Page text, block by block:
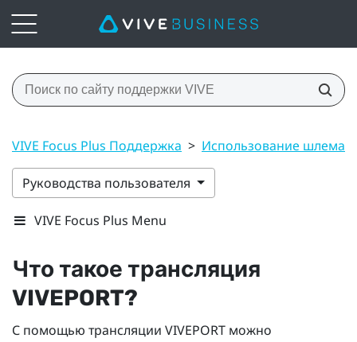
VIVE Focus Plus Поддержка > Использование шлема
Руководства пользователя
VIVE Focus Plus Menu
Что такое трансляция
VIVEPORT?
С помощью трансляции VIVEPORT можно